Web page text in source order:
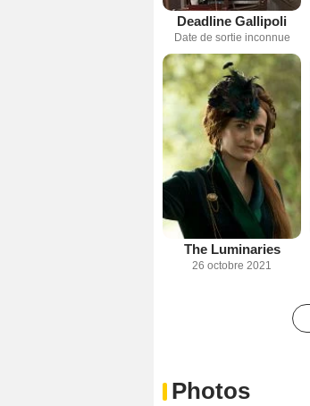
Deadline Gallipoli
Date de sortie inconnue
The Luminaries
26 octobre 2021
Photos